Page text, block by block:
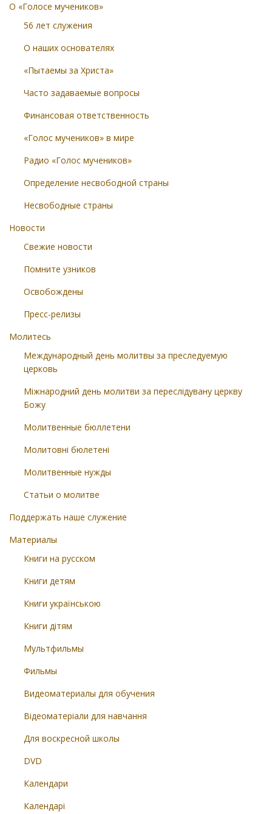
О «Голосе мучеников»
56 лет служения
О наших основателях
«Пытаемы за Христа»
Часто задаваемые вопросы
Финансовая ответственность
«Голос мучеников» в мире
Радио «Голос мучеников»
Определение несвободной страны
Несвободные страны
Новости
Свежие новости
Помните узников
Освобождены
Пресс-релизы
Молитесь
Международный день молитвы за преследуемую
церковь
Міжнародний день молитви за переслідувану церкву
Божу
Молитвенные бюллетени
Молитовні бюлетені
Молитвенные нужды
Статьи о молитве
Поддержать наше служение
Материалы
Книги на русском
Книги детям
Книги українською
Книги дітям
Мультфильмы
Фильмы
Видеоматериалы для обучения
Відеоматеріали для навчання
Для воскресной школы
DVD
Календари
Календарі